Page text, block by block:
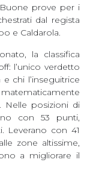
prove per i
dal regista
e Caldarola.
la classifica
l’unico verdetto
chi l’inseguitrice
Nelle posizioni di
con 53 punti,
Leverano con 41
zone altissime,
a migliorare il